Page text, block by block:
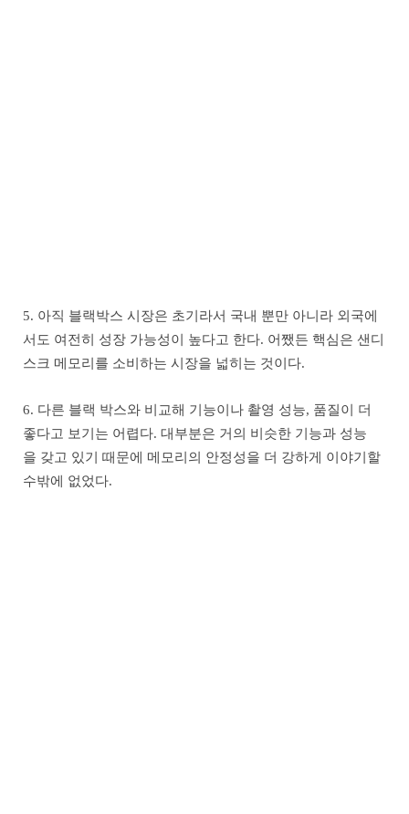
5. 아직 블랙박스 시장은 초기라서 국내 뿐만 아니라 외국에
서도 여전히 성장 가능성이 높다고 한다. 어쨌든 핵심은 샌디
스크 메모리를 소비하는 시장을 넓히는 것이다.
6. 다른 블랙 박스와 비교해 기능이나 촬영 성능, 품질이 더
좋다고 보기는 어렵다. 대부분은 거의 비슷한 기능과 성능
을 갖고 있기 때문에 메모리의 안정성을 더 강하게 이야기할
수밖에 없었다.